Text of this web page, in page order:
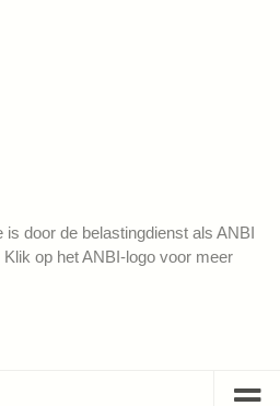
is door de belastingdienst als ANBI
op het ANBI-logo voor meer